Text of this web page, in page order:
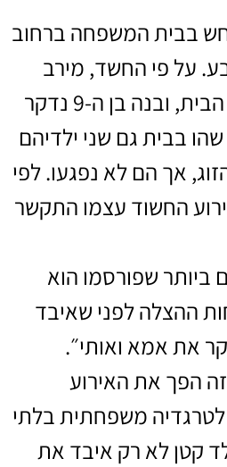
בבית המשפחה ברחוב
על פי החשד, מירב
נדקרה למוות בתוך הבית, ובנה בן ה-9 נדקר
בבית גם שני ילדיהם
אך הם לא נפגעו. לפי
החשוד עצמו התקשר
שפורסמו הוא
ההצלה לפני שאיבד
את אמא ואותי״.
הפך את האירוע
לטרגדיה משפחתית בלתי
קטן לא רק איבד את